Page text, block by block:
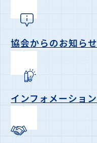
協会からのお知らせ
インフォメーション